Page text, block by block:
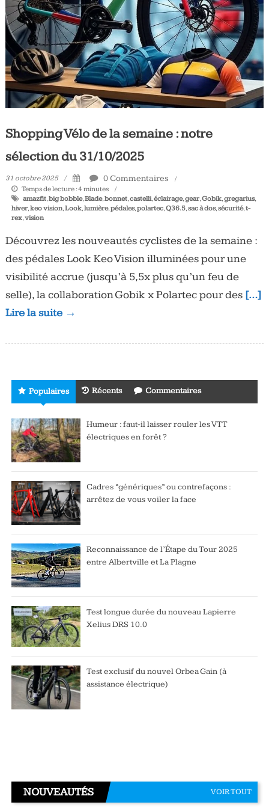
Tous
les
jours,
votre
actualité
vélo
triathlon
Shopping Vélo de la semaine : notre
sélection du 31/10/2025
31 octobre 2025 0 Commentaires
Temps de lecture :4 minutes
amazfit,big bobble,Blade,bonnet,castelli,éclairage,gear,Gobik,gregarius,
hiver,keo vision,Look,lumière,pédales,polartec,Q36.5,sac à dos,sécurité,t-
rex,vision
Découvrez les nouveautés cyclistes de la semaine :
des pédales Look Keo Vision illuminées pour une
visibilité accrue (jusqu’à 5,5x plus qu’un feu de
selle), la collaboration Gobik x Polartec pour des […]
Lire la suite →
Populaires Récents Commentaires
Humeur : faut-il laisser rouler les VTT
électriques en forêt ?
Cadres “génériques” ou contrefaçons :
arrêtez de vous voiler la face
Reconnaissance de l’Étape du Tour 2025
entre Albertville et La Plagne
Test longue durée du nouveau Lapierre
Xelius DRS 10.0
Test exclusif du nouvel Orbea Gain (à
assistance électrique)
NOUVEAUTÉS VOIR TOUT